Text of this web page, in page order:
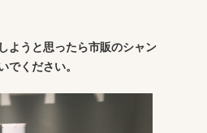
ようと思ったら市販のシャン
でください。